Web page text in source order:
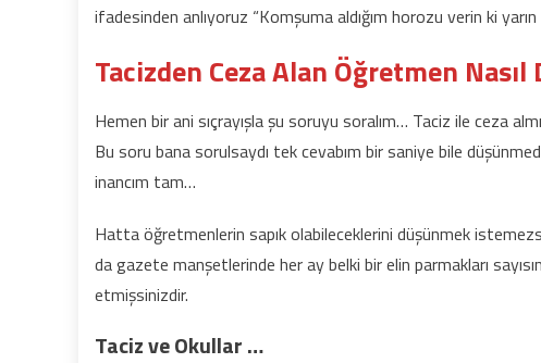
ifadesinden anlıyoruz “Komşuma aldığım horozu verin ki
Tacizden Ceza Alan Öğretmen
Hemen bir ani sıçrayışla şu soruyu soralım… Taciz ile ceza
Bu soru bana sorulsaydı tek cevabım bir saniye bile
inancım tam…
Hatta öğretmenlerin sapık olabileceklerini düşünmek
da gazete manşetlerinde her ay belki bir elin parmakları
etmişsinizdir.
Taciz ve Okullar …